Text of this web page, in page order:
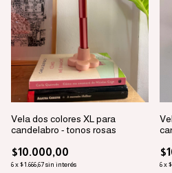
Vela dos colores XL para
candelabro - tonos rosas
$10.000,00
6x$1.666,67sin interés 6x